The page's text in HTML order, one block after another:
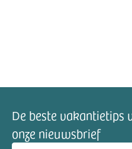
De beste vakantietips
onze nieuwsbrief